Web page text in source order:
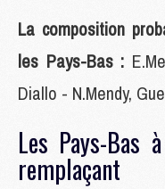
La composition
les Pays-Bas :
Diallo - N.Mendy,
Les Pays-Bas
remplaçant